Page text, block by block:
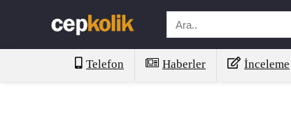
Telefon Haberler İnceleme